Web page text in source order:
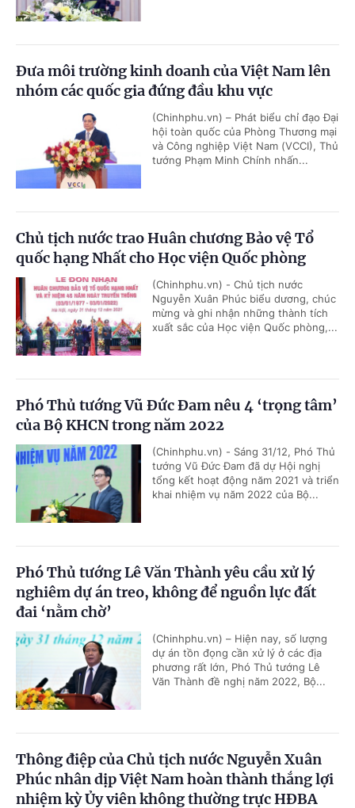
Đưa môi trường kinh doanh của Việt Nam lên
nhóm các quốc gia đứng đầu khu vực
(Chinhphu.vn) – Phát biểu chỉ đạo Đại
hội toàn quốc của Phòng Thương mại
và Công nghiệp Việt Nam (VCCI), Thủ
tướng Phạm Minh Chính nhấn...
Chủ tịch nước trao Huân chương Bảo vệ Tổ
quốc hạng Nhất cho Học viện Quốc phòng
(Chinhphu.vn) - Chủ tịch nước
Nguyễn Xuân Phúc biểu dương, chúc
mừng và ghi nhận những thành tích
xuất sắc của Học viện Quốc phòng,...
Phó Thủ tướng Vũ Đức Đam nêu 4 ‘trọng tâm’
của Bộ KHCN trong năm 2022
(Chinhphu.vn) - Sáng 31/12, Phó Thủ
tướng Vũ Đức Đam đã dự Hội nghị
tổng kết hoạt động năm 2021 và triển
khai nhiệm vụ năm 2022 của Bộ...
Phó Thủ tướng Lê Văn Thành yêu cầu xử lý
nghiêm dự án treo, không để nguồn lực đất
đai ‘nằm chờ’
(Chinhphu.vn) – Hiện nay, số lượng
dự án tồn đọng cần xử lý ở các địa
phương rất lớn, Phó Thủ tướng Lê
Văn Thành đề nghị năm 2022, Bộ...
Thông điệp của Chủ tịch nước Nguyễn Xuân
Phúc nhân dịp Việt Nam hoàn thành thắng lợi
nhiệm kỳ Ủy viên không thường trực HĐBA